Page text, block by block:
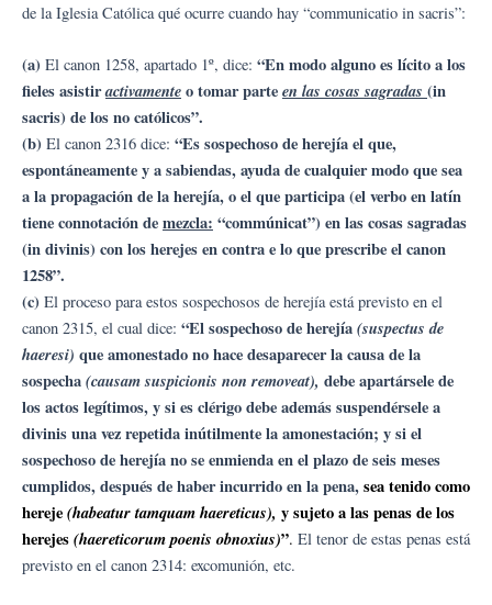
de la Iglesia Católica qué ocurre cuando hay “communicatio in sacris”:
(a) El canon 1258, apartado 1º, dice: “En modo alguno es lícito a los
fieles asistiractivamenteo tomar parteen las cosas sagradas (in
sacris) de los no católicos”.
(b) El canon 2316 dice: “Es sospechoso de herejía el que,
espontáneamente y a sabiendas, ayuda de cualquier modo que sea
a la propagación de la herejía, o el que participa (el verbo en latín
tiene connotación demezcla: “commúnicat”) en las cosas sagradas
(in divinis) con los herejes en contra e lo que prescribe el canon
1258”.
(c) El proceso para estos sospechosos de herejía está previsto en el
canon 2315, el cual dice: “El sospechoso de herejía(suspectus de
haeresi) que amonestado no hace desaparecer la causa de la
sospecha(causam suspicionis non removeat), debe apartársele de
los actos legítimos, y si es clérigo debe además suspendérsele a
divinis una vez repetida inútilmente la amonestación; y si el
sospechoso de herejía no se enmienda en el plazo de seis meses
cumplidos, después de haber incurrido en la pena,sea tenido como
hereje(habeatur tamquam haereticus), y sujeto a las penas de los
herejes(haereticorum poenis obnoxius)”. El tenor de estas penas está
previsto en el canon 2314: excomunión, etc.